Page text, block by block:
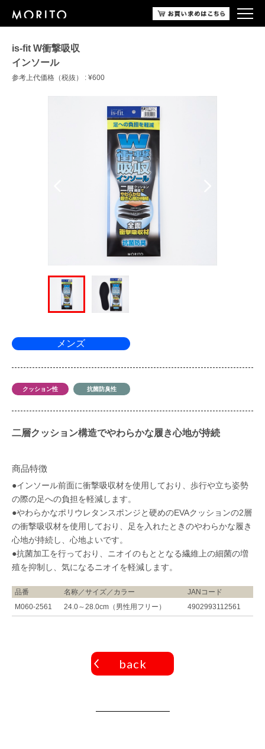
is-fit W衝撃吸収
インソール
参考上代価格（税抜） : ¥600
メンズ
クッション性 抗菌防臭性
二層クッション構造でやわらかな履き心地が持続
商品特徴
●インソール前面に衝撃吸収材を使用しており、歩行や立ち姿勢
の際の足への負担を軽減します。
●やわらかなポリウレタンスポンジと硬めのEVAクッションの2層
の衝撃吸収材を使用しており、足を入れたときのやわらかな履き
心地が持続し、心地よいです。
●抗菌加工を行っており、ニオイのもととなる繊維上の細菌の増
殖を抑制し、気になるニオイを軽減します。
品番 名称／サイズ／カラー
JANコード
M060-2561
24.0～28.0cm（男性用フリー） 4902993112561
back